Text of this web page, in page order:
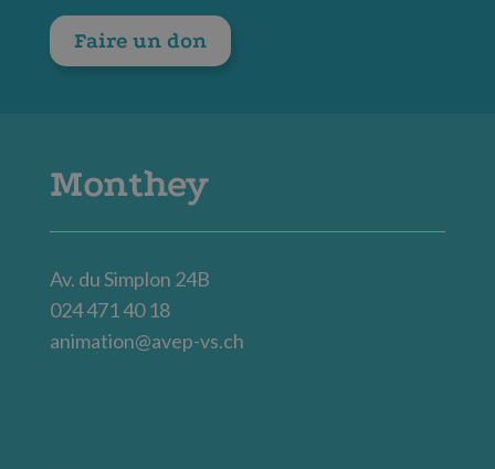
Faire un don
Monthey
Av. du Simplon 24B
024 471 40 18
animation@avep-vs.ch